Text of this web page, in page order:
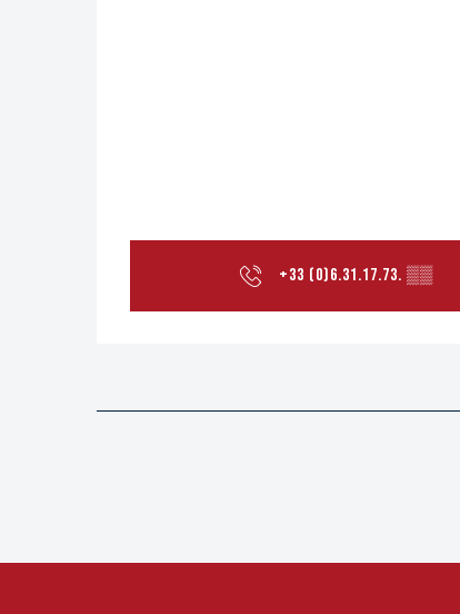
+33 (0)6.31.17.73. ▒▒